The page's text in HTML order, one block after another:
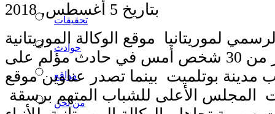
تحقيقات
حوادث
مواقع
من نحن
بتاريخ 5 أغسطس, 2018
لموريتانيا موقع الوكالة الموريتانية
للأنباء وفاة أكثر من 30 شخص أمس في حادث مؤلم على
مدينة بوتلميت بينما تصدر عناوين موقع
المجلس الأعلى للشباب المتهم برسقة